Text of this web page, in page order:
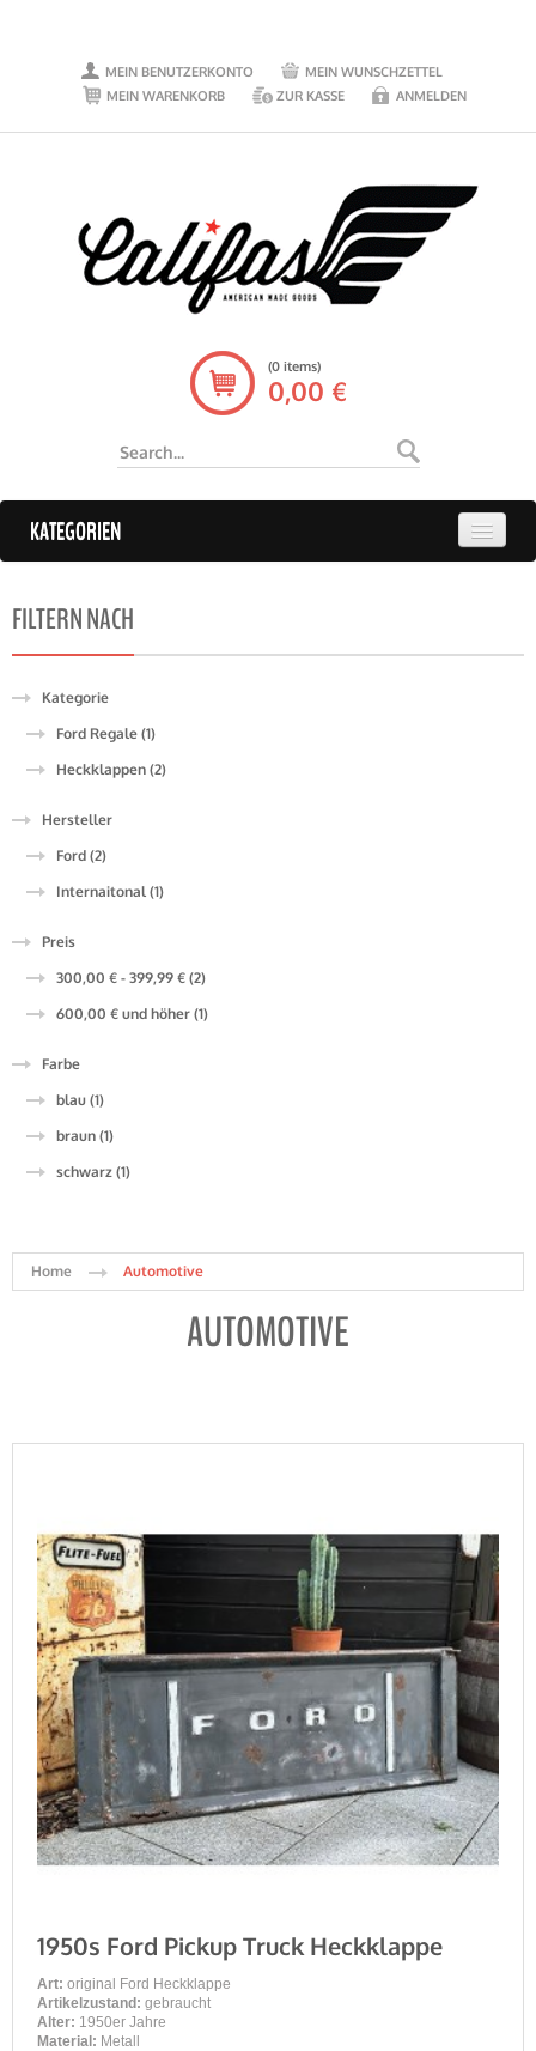
MEIN BENUTZERKONTO
MEIN WUNSCHZETTEL
MEIN WARENKORB
ZUR KASSE ANMELDEN
(0 items)
0,00 €
KATEGORIEN
FILTERN NACH
Kategorie
Ford Regale (1)
Heckklappen (2)
Hersteller
Ford (2)
Internaitonal (1)
Preis
300,00 € - 399,99 € (2)
600,00 € und höher (1)
Farbe
blau (1)
braun (1)
schwarz (1)
Home Automotive
AUTOMOTIVE
1950s Ford Pickup Truck Heckklappe
Art: original Ford Heckklappe
Artikelzustand: gebraucht
Alter: 1950er Jahre
Material: Metall